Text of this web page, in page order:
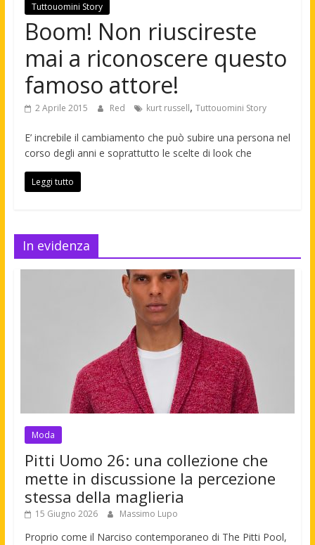
Tuttouomini Story
Boom! Non riuscireste
mai a riconoscere questo
famoso attore!
2 Aprile 2015 Red kurt russell, Tuttouomini Story
E’ increbile il cambiamento che può subire una persona nel
corso degli anni e soprattutto le scelte di look che
Leggi tutto
In evidenza
Moda
Pitti Uomo 26: una collezione che
mette in discussione la percezione
stessa della maglieria
15 Giugno 2026 Massimo Lupo
Proprio come il Narciso contemporaneo di The Pitti Pool,